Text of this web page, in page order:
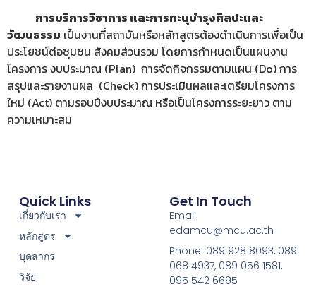
การบริการวิชาการ และการทะนุบำรุงศิลปะและ
วัฒนธรรม เป็นงานที่สถาบันหรือหลักสูตรต้องดำเนินการเพื่อเป็น
ประโยชน์ต่อชุมชน สังคมส่วนรวม โดยการกำหนดเป็นแผนงาน
โครงการ งบประมาณ (Plan) การจัดกิจกรรมตามแผน (Do) การ
สรุปและรายงานผล (Check) การประเมินผลและเตรียมโครงการ
ใหม่ (Act) ตามรอบปีงบประมาณ หรือเป็นโครงการระยะยาว ตาม
ความเหมาะสม
Quick Links
เกี่ยวกับเรา
หลักสูตร
บุคลากร
วิจัย
Get In Touch
Email:
edamcu@mcu.ac.th
Phone: 089 928 8093, 089
068 4937, 089 056 1581,
095 542 6695